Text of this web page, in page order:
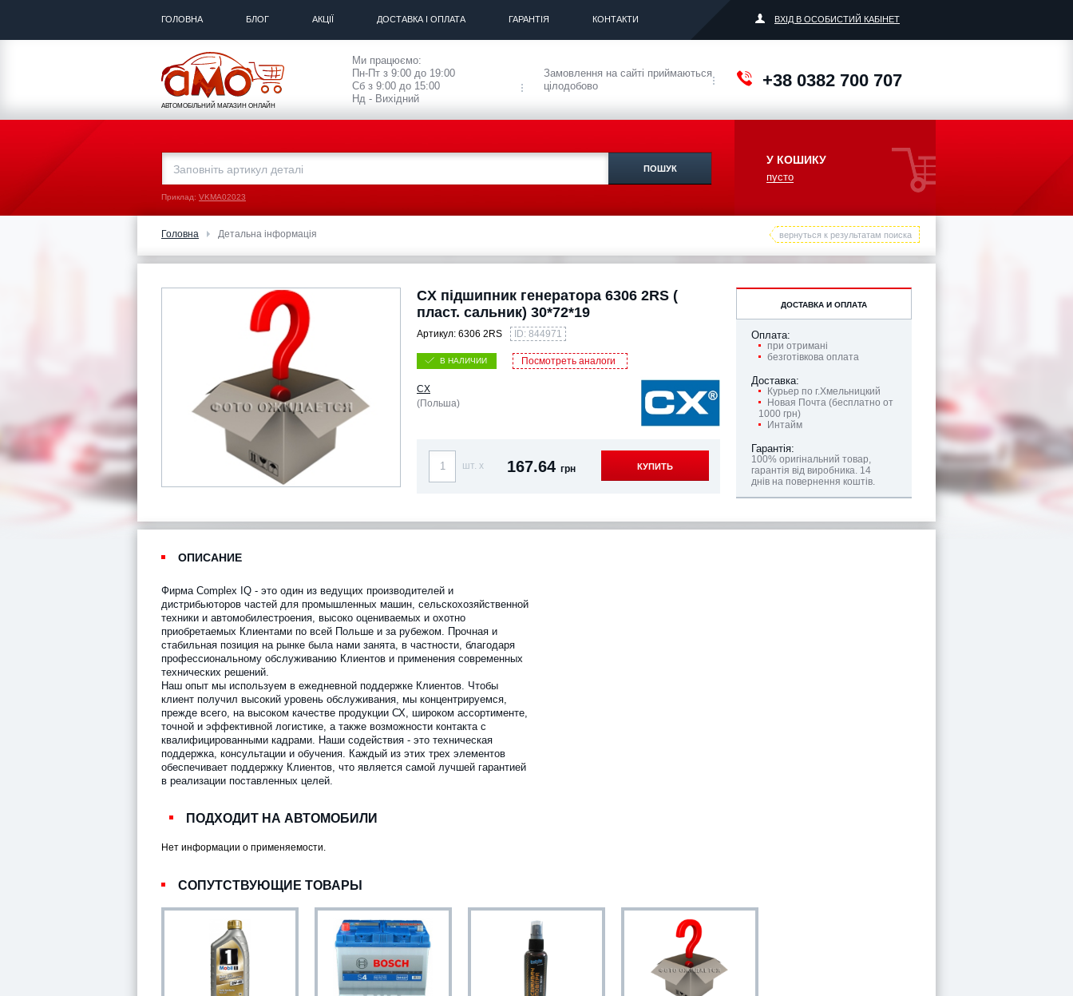
ГОЛОВНА БЛОГ АКЦІЇ ДОСТАВКА І ОПЛАТА ГАРАНТІЯ КОНТАКТИ ВХІД В ОСОБИСТИЙ КАБІНЕТ
АВТОМОБІЛЬНИЙ МАГАЗИН ОНЛАЙН
Ми працюємо:
Пн-Пт з 9:00 до 19:00
Сб з 9:00 до 15:00
Нд - Вихідний
Замовлення на сайті приймаються
цілодобово
+38 0382 700 707
Приклад: VKMA02023
У КОШИКУ
пусто
Головна Детальна інформація вернуться к результатам поиска
CX підшипник генератора 6306 2RS (
пласт. сальник) 30*72*19
Артикул: 6306 2RS ID: 844971
В НАЛИЧИИ Посмотреть аналоги
CX
(Польша)
шт. x 167.64 грн КУПИТЬ
ДОСТАВКА И ОПЛАТА
Оплата:
при отримані
безготівкова оплата
Доставка:
Курьер по г.Хмельницкий
Новая Почта (бесплатно от
1000 грн)
Интайм
Гарантія:
100% оригінальний товар,
гарантія від виробника. 14
днів на повернення коштів.
ОПИСАНИЕ
Фирма Complex IQ - это один из ведущих производителей и
дистрибьюторов частей для промышленных машин, сельскохозяйственной
техники и автомобилестроения, высоко оцениваемых и охотно
приобретаемых Клиентами по всей Польше и за рубежом. Прочная и
стабильная позиция на рынке была нами занята, в частности, благодаря
профессиональному обслуживанию Клиентов и применения современных
технических решений.
Наш опыт мы используем в ежедневной поддержке Клиентов. Чтобы
клиент получил высокий уровень обслуживания, мы концентрируемся,
прежде всего, на высоком качестве продукции СХ, широком ассортименте,
точной и эффективной логистике, а также возможности контакта с
квалифицированными кадрами. Наши содействия - это техническая
поддержка, консультации и обучения. Каждый из этих трех элементов
обеспечивает поддержку Клиентов, что является самой лучшей гарантией
в реализации поставленных целей.
ПОДХОДИТ НА АВТОМОБИЛИ
Нет информации о применяемости.
СОПУТСТВУЮЩИЕ ТОВАРЫ